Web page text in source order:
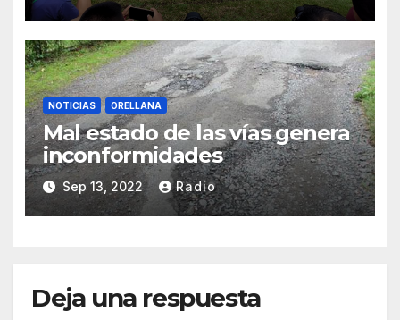
NOTICIAS ORELLANA
Mal estado de las vías genera
inconformidades
Sep 13, 2022 Radio
Deja una respuesta